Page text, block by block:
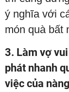
ý nghĩa với
món quà bất
3. Làm vợ
phát nhanh
việc của nàng